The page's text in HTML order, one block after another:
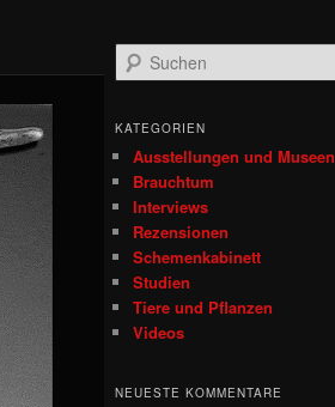
u
h
KATEGORIEN
Ausstellungen und Museen
Brauchtum
Interviews
Rezensionen
Schemenkabinett
Studien
Tiere und Pflanzen
Videos
NEUESTE KOMMENTARE